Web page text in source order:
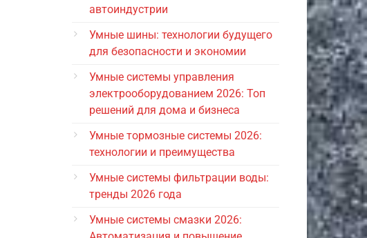
автоиндустрии
Умные шины: технологии будущего
для безопасности и экономии
Умные системы управления
электрооборудованием 2026: Топ
решений для дома и бизнеса
Умные тормозные системы 2026:
технологии и преимущества
Умные системы фильтрации воды:
тренды 2026 года
Умные системы смазки 2026: